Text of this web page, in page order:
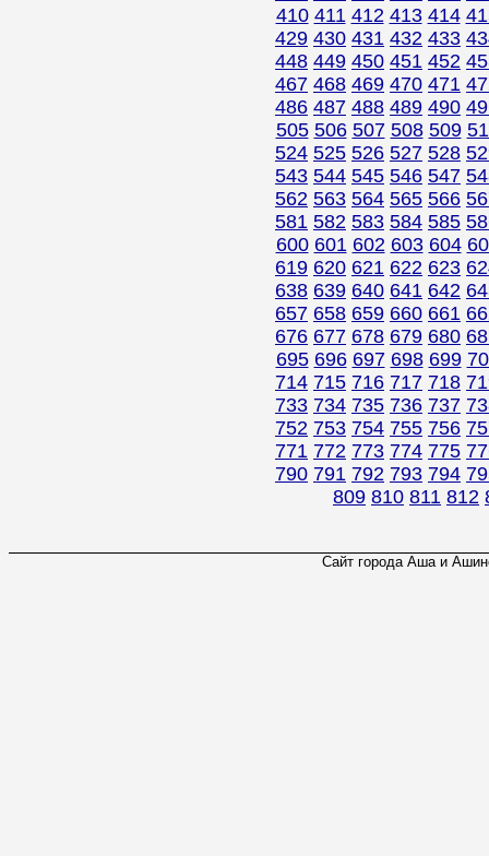
410 411 412 413 414
429 430 431 432 433
448 449 450 451 452
467 468 469 470 471
486 487 488 489 490
505 506 507 508 509
524 525 526 527 528
543 544 545 546 547
562 563 564 565 566
581 582 583 584 585
600 601 602 603 604
619 620 621 622 623
638 639 640 641 642
657 658 659 660 661
676 677 678 679 680
695 696 697 698 699
714 715 716 717 718
733 734 735 736 737
752 753 754 755 756
771 772 773 774 775
790 791 792 793 794
809 810 811 812
Сайт города Аша и